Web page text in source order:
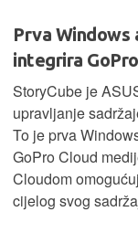
Prva Windows
integrira
StoryCube je
upravljanje
To je prva
GoPro Cloud
Cloudom
cijelog svog